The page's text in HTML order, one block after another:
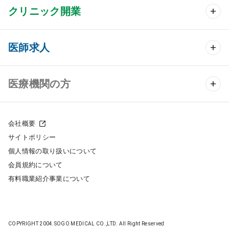
クリニック開業
クリニック開業 TOP
クリニック物件検索
クリニックの開業スタイル
クリニック開業までの流れ
開業支援事例
医師求人
医師求人 TOP
常勤求人検索
非常勤求人検索
スポット求人検索
医療機関の方
採用をお考えの医療機関の方
会社概要
サイトポリシー
個人情報の取り扱いについて
会員規約について
有料職業紹介事業について
COPYRIGHT 2004.SOGO MEDICAL CO.,LTD. All Right Reserved